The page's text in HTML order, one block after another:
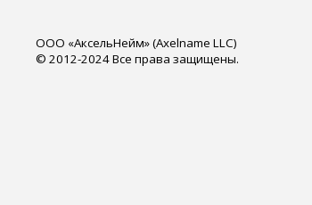
ООО «АксельНейм» (Axelname LLC)
© 2012-2024 Все права защищены.